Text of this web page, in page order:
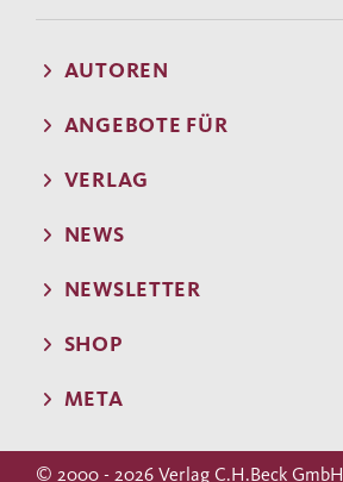
AUTOREN
ANGEBOTE FÜR
VERLAG
NEWS
NEWSLETTER
SHOP
META
© 2000 - 2026 Verlag C.H.Beck